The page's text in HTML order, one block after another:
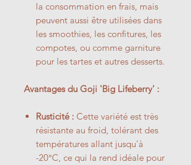
la consommation en frais, mais
peuvent aussi être utilisées dans
les smoothies, les confitures, les
compotes, ou comme garniture
pour les tartes et autres desserts.
Avantages du Goji 'Big Lifeberry' :
Rusticité : Cette variété est très
résistante au froid, tolérant des
températures allant jusqu'à
-20°C, ce qui la rend idéale pour